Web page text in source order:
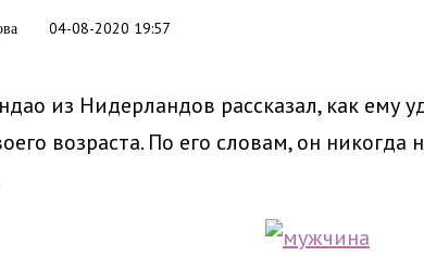
04-08-2020 19:57
из Нидерландов рассказал, как ему
возраста. По его словам, он никогда